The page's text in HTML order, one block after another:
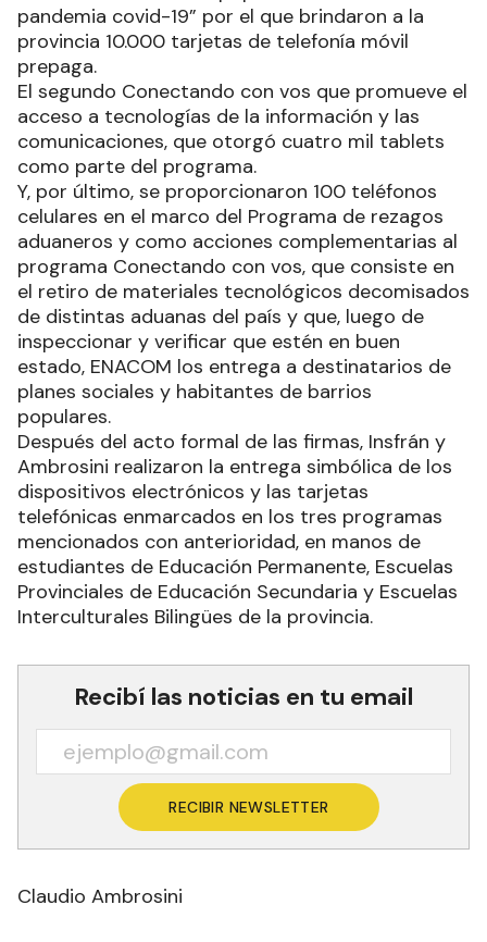
pandemia covid-19” por el que brindaron a la
provincia 10.000 tarjetas de telefonía móvil
prepaga.
El segundo Conectando con vos que promueve el
acceso a tecnologías de la información y las
comunicaciones, que otorgó cuatro mil tablets
como parte del programa.
Y, por último, se proporcionaron 100 teléfonos
celulares en el marco del Programa de rezagos
aduaneros y como acciones complementarias al
programa Conectando con vos, que consiste en
el retiro de materiales tecnológicos decomisados
de distintas aduanas del país y que, luego de
inspeccionar y verificar que estén en buen
estado, ENACOM los entrega a destinatarios de
planes sociales y habitantes de barrios
populares.
Después del acto formal de las firmas, Insfrán y
Ambrosini realizaron la entrega simbólica de los
dispositivos electrónicos y las tarjetas
telefónicas enmarcados en los tres programas
mencionados con anterioridad, en manos de
estudiantes de Educación Permanente, Escuelas
Provinciales de Educación Secundaria y Escuelas
Interculturales Bilingües de la provincia.
Recibí las noticias en tu email
RECIBIR NEWSLETTER
Claudio Ambrosini